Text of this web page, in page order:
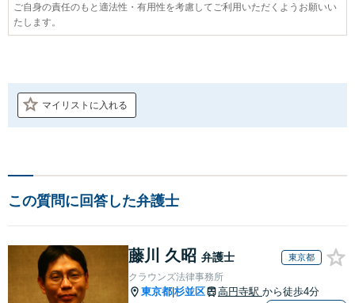
ご自身の責任のもと適法性・有用性を考慮してご利用いただくようお願いい
たします。
マイリストに入れる
この質問に回答した弁護士
藤川 久昭 弁護士 東京都
クラウンズ法律事務所
東京都 杉並区 高円寺駅 から徒歩4分